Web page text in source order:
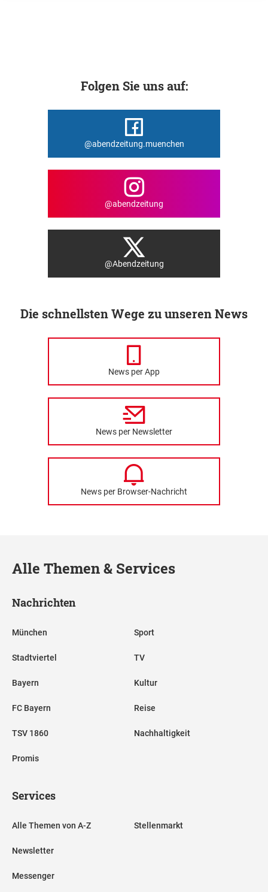
Folgen Sie uns auf:
@abendzeitung.muenchen
@abendzeitung
@Abendzeitung
Die schnellsten Wege zu unseren News
News per App
News per Newsletter
News per Browser-Nachricht
Alle Themen & Services
Nachrichten
München
Stadtviertel
Bayern
FC Bayern
TSV 1860
Promis
Sport
TV
Kultur
Reise
Nachhaltigkeit
Services
Alle Themen von A-Z
Newsletter
Messenger
Stellenmarkt